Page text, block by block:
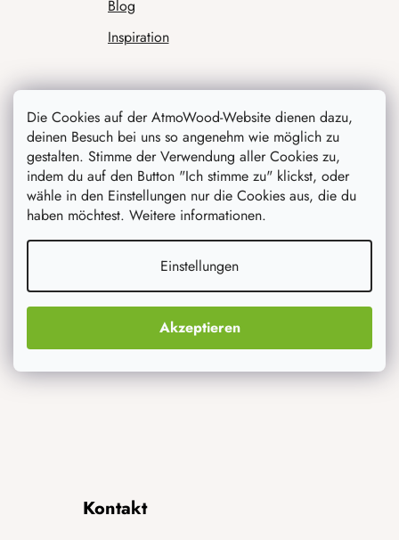
Die Cookies auf der AtmoWood-Website dienen dazu,
deinen Besuch bei uns so angenehm wie möglich zu
gestalten. Stimme der Verwendung aller Cookies zu,
indem du auf den Button "Ich stimme zu" klickst, oder
wähle in den Einstellungen nur die Cookies aus, die du
haben möchtest. Weitere informationen.
Einstellungen
Akzeptieren
Blog
Inspiration
Was interessiert dich am meisten
Originelle Geschenke
Kontakt